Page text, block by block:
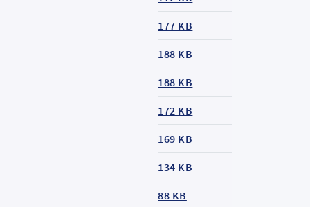
177 KB
188 KB
188 KB
172 KB
169 KB
134 KB
88 KB